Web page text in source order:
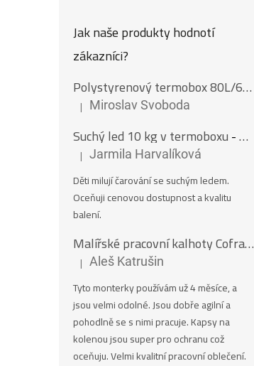
Jak naše produkty hodnotí
zákazníci?
Polystyrenový termobox 80L/62Kg
Hodnocení produktu je 5 z 5 hvězdiček.
| Miroslav Svoboda
Suchý led 10 kg v termoboxu- Nugety 16 mm
Hodnocení produktu je 5 z 5 hvězdiček.
| Jarmila Harvalíková
Děti milují čarování se suchým ledem.
Oceňuji cenovou dostupnost a kvalitu
balení.
Malířské pracovní kalhoty Cofra SALISBOURG
Hodnocení produktu je 5 z 5 hvězdiček.
| Aleš Katrušin
Tyto monterky používám už 4 měsíce, a
jsou velmi odolné. Jsou dobře agilní a
pohodlně se s nimi pracuje. Kapsy na
kolenou jsou super pro ochranu což
oceňuju. Velmi kvalitní pracovní oblečení.